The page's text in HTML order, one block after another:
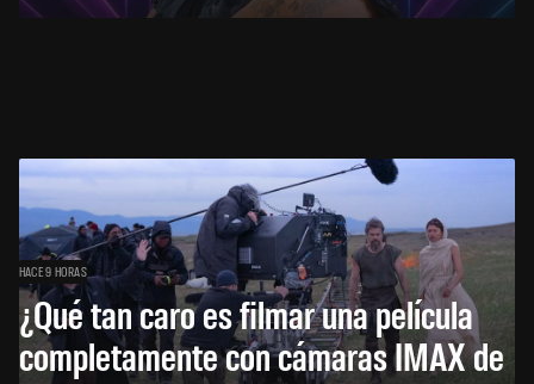
HACE 9 HORAS
¿Qué tan caro es filmar una película
completamente con cámaras IMAX de